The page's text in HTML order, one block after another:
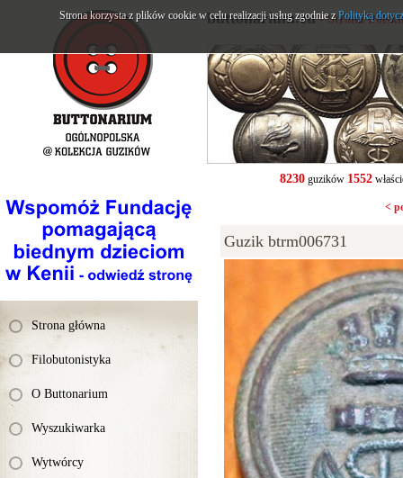
Strona główna
Filobutonistyka
O Buttonarium
Wyszukiwarka
Wytwórcy
buttonarium.eu- Strona
8230guzików 1552
<
Guzik btrm006731
Strona korzysta z plików cookie w celu realizacji usług zgodnie zPolityką